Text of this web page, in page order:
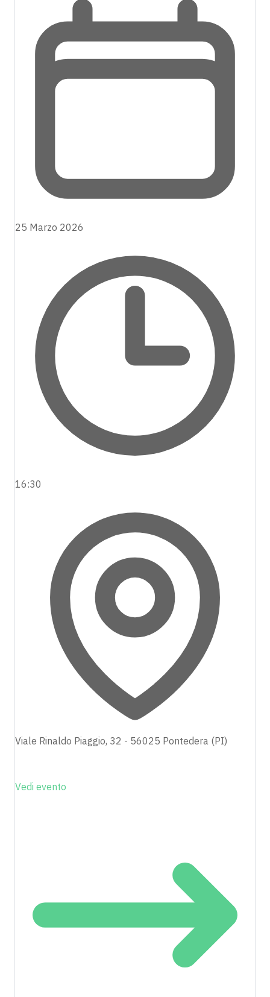
25 Marzo 2026
16:30
Viale Rinaldo Piaggio, 32 - 56025 Pontedera (PI)
Vedi evento